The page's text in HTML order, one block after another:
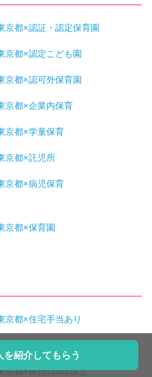
紹介してもらう
京都×認証・認定保育園
京都×認定こども園
京都×認可外保育園
京都×企業内保育
京都×学童保育
京都×託児所
京都×病児保育
京都×保育園
京都×住宅手当あり
京都×休日120日以上